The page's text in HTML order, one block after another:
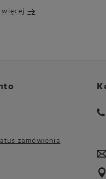
zamówienia